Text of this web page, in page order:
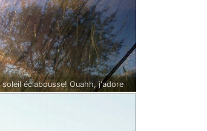
éclabousse! Ouahh, j'adore